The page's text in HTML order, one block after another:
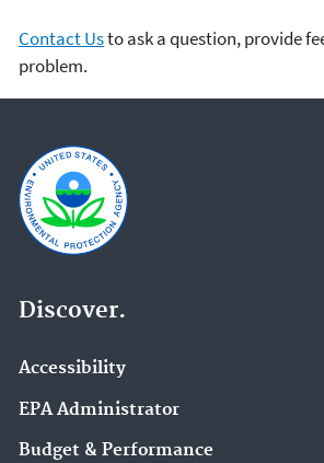
Contact Usto ask a question, provide
problem.
Discover.
Accessibility
EPA Administrator
Budget & Performance